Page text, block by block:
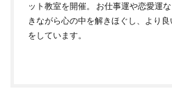
ット教室を開催。 お仕事運や恋愛運
きながら心の中を解きほぐし、より
をしています。